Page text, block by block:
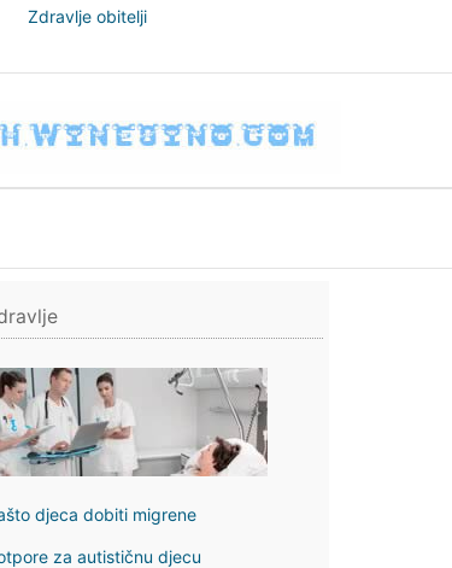
Zdravlje obitelji
djeca dobiti migrene
za autističnu djecu